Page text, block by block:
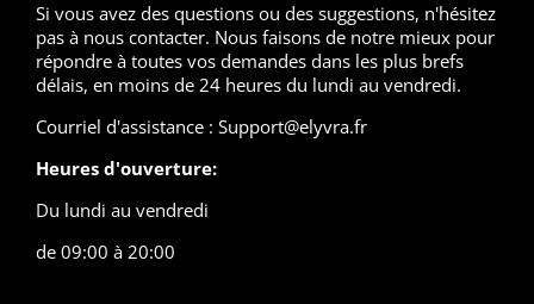
Si vous avez des questions ou des suggestions, n'hésitez
pas à nous contacter. Nous faisons de notre mieux pour
répondre à toutes vos demandes dans les plus brefs
délais, en moins de 24 heures du lundi au vendredi.
Courriel d'assistance : Support@elyvra.fr
Heures d'ouverture:
Du lundi au vendredi
de 09:00 à 20:00